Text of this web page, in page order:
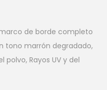
de borde completo
tono marrón degradado,
Rayos UV y del